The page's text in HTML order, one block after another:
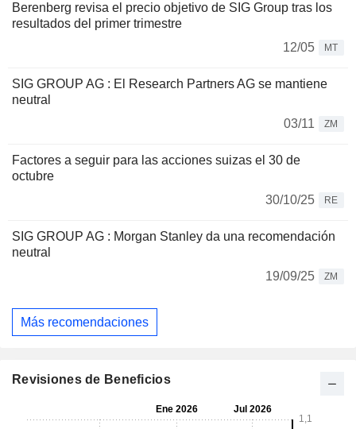
Berenberg revisa el precio objetivo de SIG Group tras los
resultados del primer trimestre
12/05
MT
SIG GROUP AG : El Research Partners AG se mantiene
neutral
03/11
ZM
Factores a seguir para las acciones suizas el 30 de
octubre
30/10/25
RE
SIG GROUP AG : Morgan Stanley da una recomendación
neutral
19/09/25
ZM
Más recomendaciones
Revisiones de Beneficios